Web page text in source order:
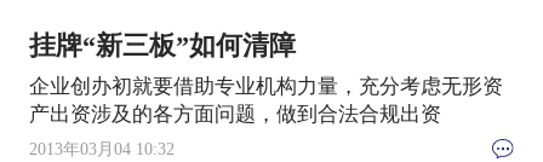
挂牌“新三板”如何清障
企业创办初就要借助专业机构力量，充分考虑无形资
产出资涉及的各方面问题，做到合法合规出资
2013年03月04 10:32